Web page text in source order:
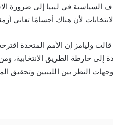
السياسية في ليبيا إلى ضرورة
لأن هناك أجسامًا تعاني
قالت وليامز إن الأمم المتحدة
إلى خارطة الطريق الانتخابية،
النظر بين الليبيين وتحقيق